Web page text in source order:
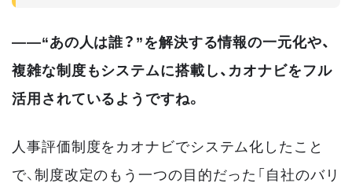
――“あの人は誰？”を解決する情報の一元化や、
複雑な制度もシステムに搭載し、カオナビをフル
活用されているようですね。
人事評価制度をカオナビでシステム化したこと
で、制度改定のもう一つの目的だった「自社のバリ